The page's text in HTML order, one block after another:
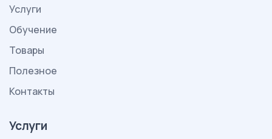
Услуги
Обучение
Товары
Полезное
Контакты
Услуги